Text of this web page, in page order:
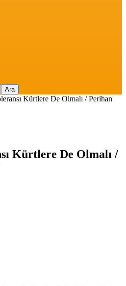
Kürtlere De Olmalı / Perihan
Kürtlere De Olmalı /